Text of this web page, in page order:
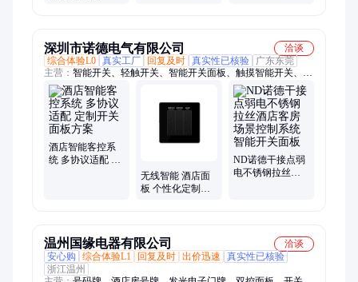
深圳市诺德电气有限公司
洽谈
综合体验L0 真实工厂 回复及时 真实性已核验
广东东莞
主营： 智能开关、轻触开关、智能开关面板、触摸智能开关、双
控开关面板、楼宇智能开关、金属拉丝面板、空调智能开关、酒
店智能开关、智能触摸开关、酒店开关
酒店智能客控系
统 多协议适配 定
无线智能 酒店面
板 个性化定制开
ND诺德干接点弱
电不锈钢拉丝酒
温州国缘电器有限公司
洽谈
安心购
综合体验L1 回复及时 出价迅速
真实性已核验
浙江温州